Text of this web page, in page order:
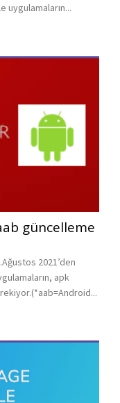
uygulamaların...
güncelleme
2021’den
apk